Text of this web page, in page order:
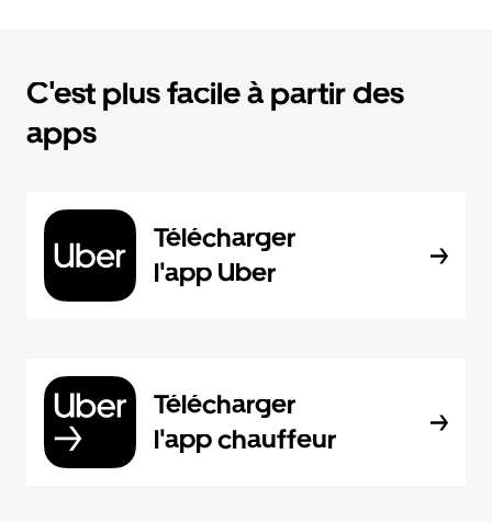
C'est plus facile à partir des
apps
Télécharger
l'app Uber
Télécharger
l'app chauffeur